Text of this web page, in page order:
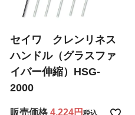
セイワ クレンリネス
ハンドル（グラスファ
イバー伸縮）HSG-
2000
販売価格 4,224